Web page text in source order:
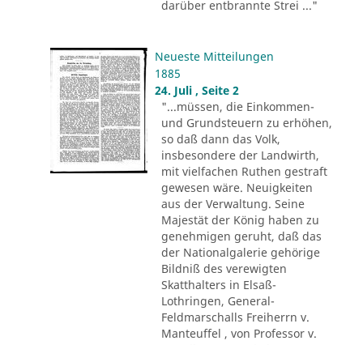
darüber entbrannte Strei ..."
Neueste Mitteilungen
1885
24. Juli , Seite 2
"...müssen, die Einkommen-
und Grundsteuern zu erhöhen,
so daß dann das Volk,
insbesondere der Landwirth,
mit vielfachen Ruthen gestraft
gewesen wäre. Neuigkeiten
aus der Verwaltung. Seine
Majestät der König haben zu
genehmigen geruht, daß das
der Nationalgalerie gehörige
Bildniß des verewigten
Skatthalters in Elsaß-
Lothringen, General-
Feldmarschalls Freiherrn v.
Manteuffel , von Professor v.